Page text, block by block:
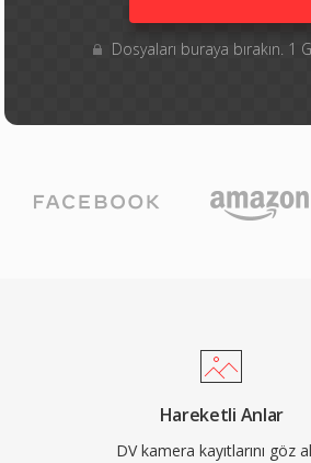
Dosyaları buraya bırakın.
Hareketli Anlar
DV kamera kayıtlarını göz